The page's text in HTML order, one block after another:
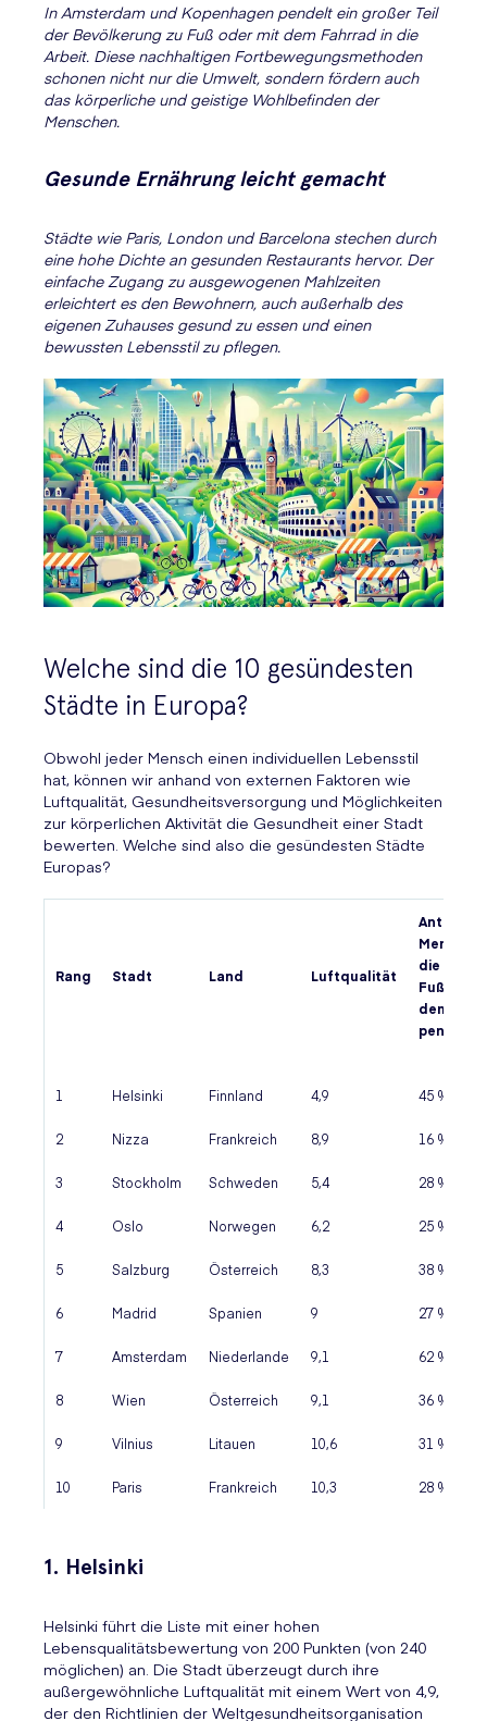
In Amsterdam und Kopenhagen pendelt ein großer Teil
der Bevölkerung zu Fuß oder mit dem Fahrrad in die
Arbeit. Diese nachhaltigen Fortbewegungsmethoden
schonen nicht nur die Umwelt, sondern fördern auch
das körperliche und geistige Wohlbefinden der
Menschen.
Gesunde Ernährung leicht gemacht
Städte wie Paris, London und Barcelona stechen durch
eine hohe Dichte an gesunden Restaurants hervor. Der
einfache Zugang zu ausgewogenen Mahlzeiten
erleichtert es den Bewohnern, auch außerhalb des
eigenen Zuhauses gesund zu essen und einen
bewussten Lebensstil zu pflegen.
Welche sind die 10 gesündesten
Städte in Europa?
Obwohl jeder Mensch einen individuellen Lebensstil
hat, können wir anhand von externen Faktoren wie
Luftqualität, Gesundheitsversorgung und Möglichkeiten
zur körperlichen Aktivität die Gesundheit einer Stadt
bewerten. Welche sind also die gesündesten Städte
Europas?
Rang Stadt Land Luftqualität
Anteil der
die zu
Fuß/ mit
dem Rad
pendeln
1 Helsinki Finnland 4,9 45 %
2 Nizza Frankreich 8,9 16 %
3 Stockholm Schweden 5,4 28 %
4 Oslo Norwegen 6,2 25 %
5 Salzburg Österreich 8,3 38 %
6 Madrid Spanien 9 27 %
7 Amsterdam Niederlande 9,1 62 %
8 Wien Österreich 9,1 36 %
9 Vilnius Litauen 10,6 31 %
10 Paris Frankreich 10,3 28 %
1. Helsinki
Helsinki führt die Liste mit einer hohen
Lebensqualitätsbewertung von 200 Punkten (von 240
möglichen) an. Die Stadt überzeugt durch ihre
außergewöhnliche Luftqualität mit einem Wert von 4,9,
der den Richtlinien der Weltgesundheitsorganisation